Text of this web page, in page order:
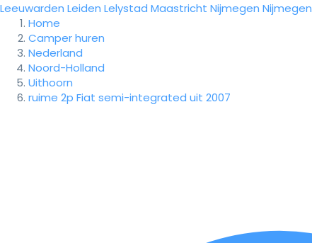
Leeuwarden Leiden Lelystad Maastricht Nijmegen Nijmegen
Home
Camper huren
Nederland
Noord-Holland
Uithoorn
ruime 2p Fiat semi-integrated uit 2007